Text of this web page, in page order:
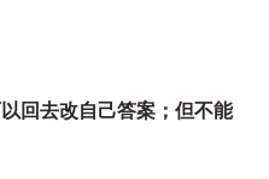
回去改自己答案；但不能